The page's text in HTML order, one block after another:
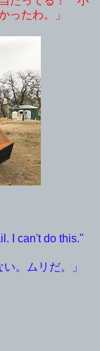
ったわ。」
I can't do this."
。ムリだ。」